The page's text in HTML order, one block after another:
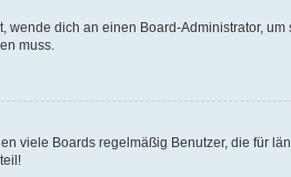
dich an einen Board-Administrator,
muss.
viele Boards regelmäßig Benutzer, die für